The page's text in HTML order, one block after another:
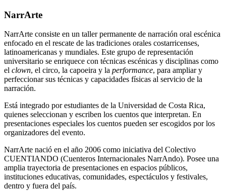
NarrArte
NarrArte consiste en un taller permanente de narración oral escénica
enfocado en el rescate de las tradiciones orales costarricenses,
latinoamericanas y mundiales. Este grupo de representación
universitario se enriquece con técnicas escénicas y disciplinas como
el clown, el circo, la capoeira y la performance, para ampliar y
perfeccionar sus técnicas y capacidades físicas al servicio de la
narración.
Está integrado por estudiantes de la Universidad de Costa Rica,
quienes seleccionan y escriben los cuentos que interpretan. En
presentaciones especiales los cuentos pueden ser escogidos por los
organizadores del evento.
NarrArte nació en el año 2006 como iniciativa del Colectivo
CUENTIANDO (Cuenteros Internacionales NarrAndo). Posee una
amplia trayectoria de presentaciones en espacios públicos,
instituciones educativas, comunidades, espectáculos y festivales,
dentro y fuera del país.